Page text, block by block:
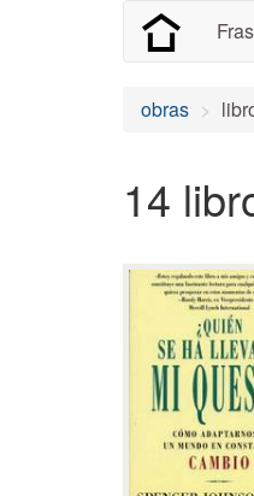
obras
14